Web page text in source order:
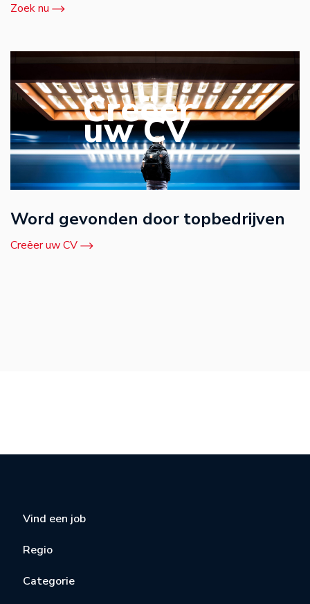
Zoek nu
Creëer
uw CV
Word gevonden door topbedrijven
Creëer uw CV
Vind een job
Regio
Categorie